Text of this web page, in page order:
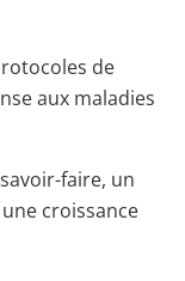
de
aux maladies
faire, un
croissance